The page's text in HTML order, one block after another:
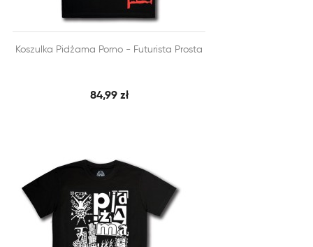
DODAJ DO KOSZYKA SZYBKI PODGLĄD
Koszulka Pidżama Porno - Futurista Prosta
84,99 zł